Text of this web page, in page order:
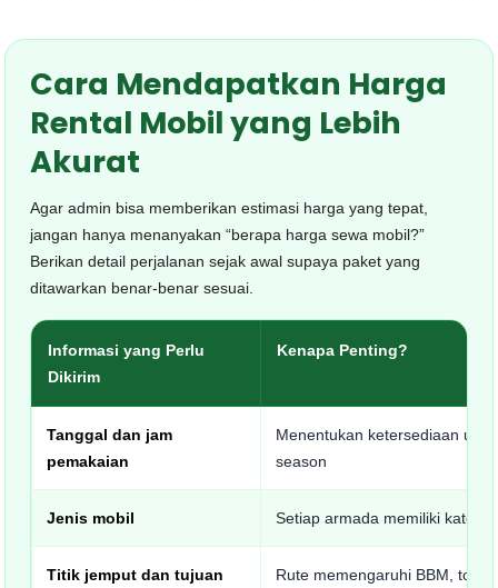
Cara Mendapatkan Harga
Rental Mobil yang Lebih
Akurat
Agar admin bisa memberikan estimasi harga yang tepat,
jangan hanya menanyakan “berapa harga sewa mobil?”
Berikan detail perjalanan sejak awal supaya paket yang
ditawarkan benar-benar sesuai.
Informasi yang Perlu
Dikirim
Kenapa Penting?
Tanggal dan jam
pemakaian
Menentukan ketersediaan unit
season
Jenis mobil Setiap armada memiliki
Titik jemput dan tujuan Rute memengaruhi BBM, tol,